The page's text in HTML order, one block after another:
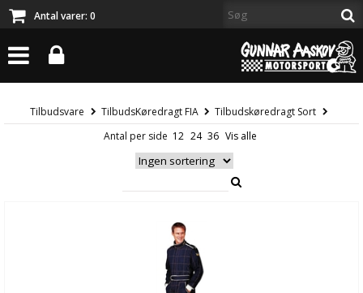
Antal varer: 0
Tilbudsvare TilbudsKøredragt FIA
Tilbudskøredragt Sort
Antal per side